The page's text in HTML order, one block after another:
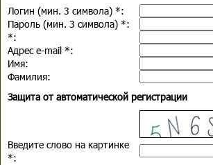
Логин (мин. 3 символа) *:
Пароль (мин. 3 символа) *:
*:
Адрес e-mail *:
Имя:
Фамилия:
Защита от автоматической регистрации
Введите слово на картинке
*: